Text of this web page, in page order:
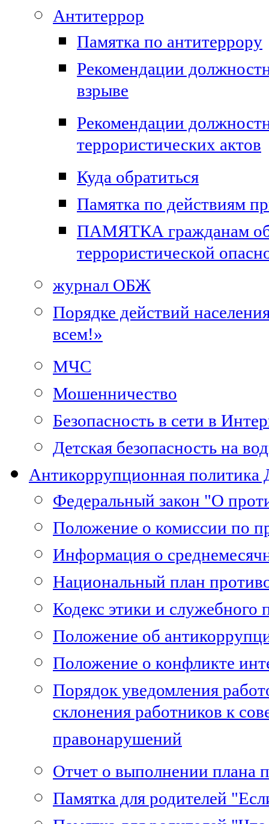
Антитеррор
Памятка по антитеррору
Рекомендации
взрыве
Рекомендации
террористических актов
Куда обратиться
Памятка по действиям
ПАМЯТКА гражданам об
террористической
журнал ОБЖ
Порядке действий
всем!»
МЧС
Мошенничество
Безопасность в сети в
Детская безопасность на
Антикоррупционная
Федеральный закон "О
Положение о комиссии по
Информация о
Национальный план
Кодекс этики и служебного
Положение об
Положение о конфликте
Порядок уведомления
склонения работников к
правонарушений
Отчет о выполнении плана
Памятка для родителей